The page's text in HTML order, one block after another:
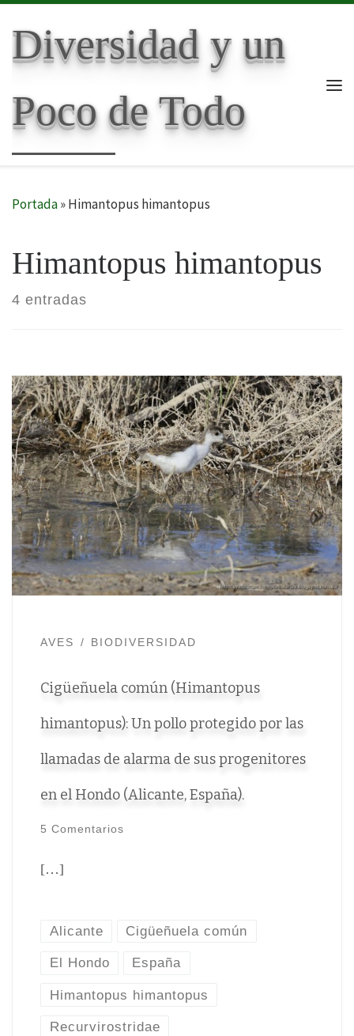
Diversidad y un
Poco de Todo
Portada»Himantopus himantopus
Himantopus himantopus
4 entradas
AVES BIODIVERSIDAD
Cigüeñuela común (Himantopus
himantopus): Un pollo protegido por las
llamadas de alarma de sus progenitores
en el Hondo (Alicante, España).
5 Comentarios
[…]
Alicante Cigüeñuela común
El Hondo España
Himantopus himantopus
Recurvirostridae